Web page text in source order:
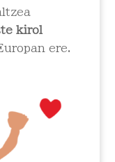
kirol
ere.